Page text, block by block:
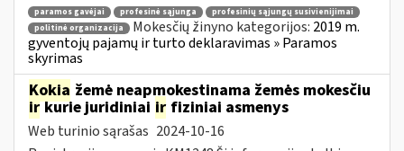
paramos gavėjai profesinė sąjunga
profesinių sąjungų susivienijimai
politinė organizacija
Mokesčių žinyno kategorijos: 2019 m.
gyventojų pajamų ir turto deklaravimas » Paramos
skyrimas
Kokia žemė neapmokestinama žemės mokesčiu
irkurie juridiniai ir fiziniai asmenys
Web turinio sąrašas 2024-10-16